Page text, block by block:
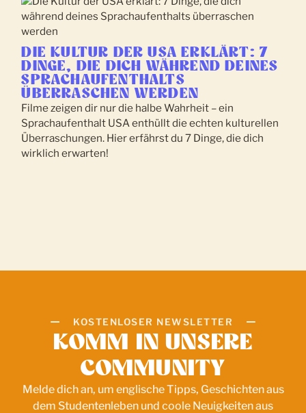
DIE KULTUR DER USA ERKLÄRT: 7
DINGE, DIE DICH WÄHREND DEINES
SPRACHAUFENTHALTS
ÜBERRASCHEN WERDEN
Filme zeigen dir nur die halbe Wahrheit – ein
Sprachaufenthalt USA enthüllt die echten kulturellen
Überraschungen. Hier erfährst du 7 Dinge, die dich
wirklich erwarten!
KOSTENLOSER NEWSLETTER
KOMM IN UNSERE
COMMUNITY
Melde dich an, um englische Tipps, Geschichten aus
dem Studentenleben und coole Neuigkeiten aus